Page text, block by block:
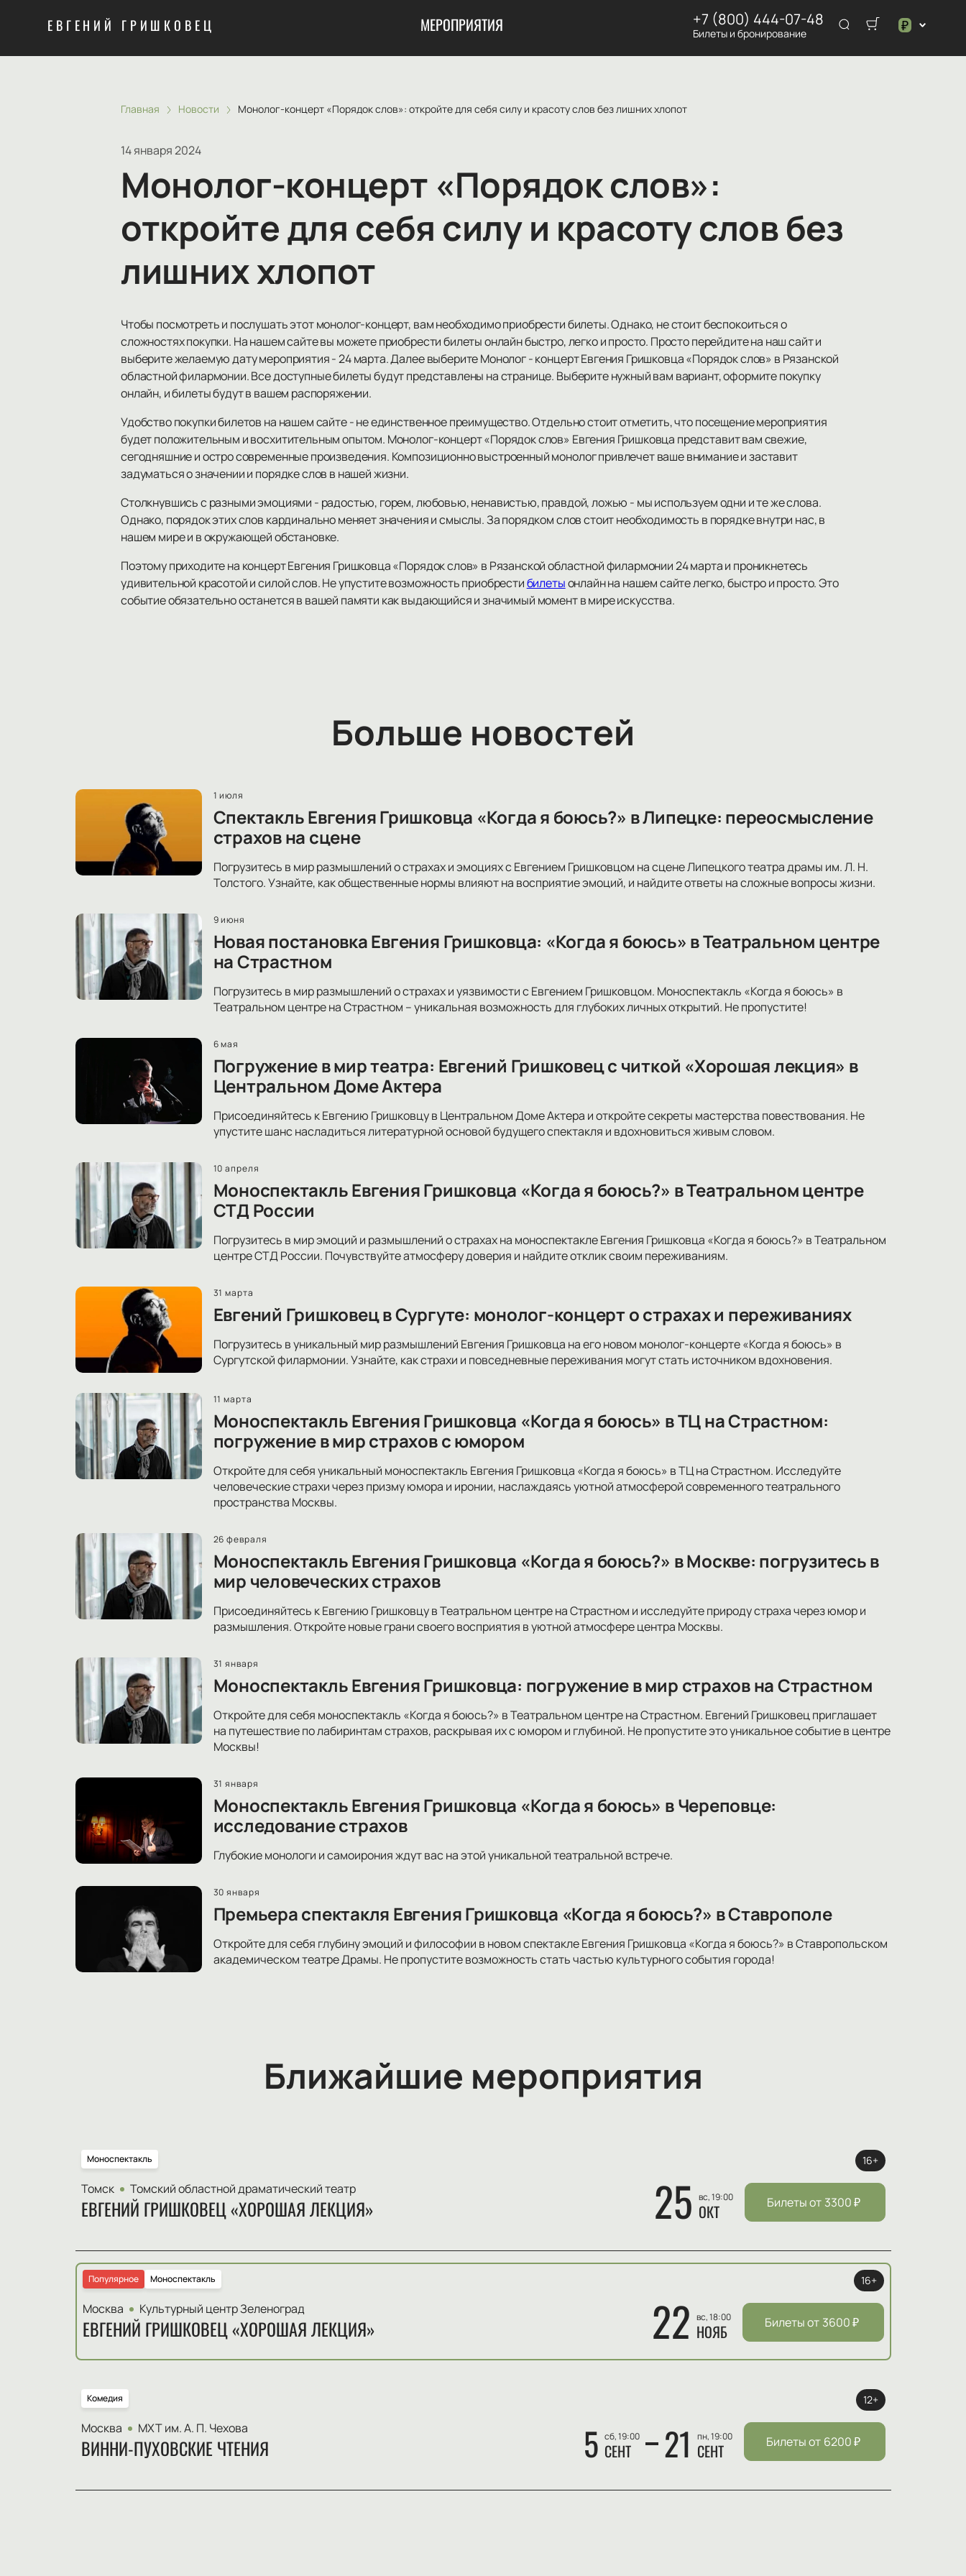
ЕВГЕНИЙ ГРИШКОВЕЦ МЕРОПРИЯТИЯ +7 (800) 444-07-48
Билеты и бронирование ₽
$
Главная Новости Монолог-концерт «Порядок слов»: откройте для себя силу и красоту слов без лишних хлопот
14 января 2024
Монолог-концерт «Порядок слов»:
откройте для себя силу и красоту слов без
лишних хлопот
Чтобы посмотреть и послушать этот монолог-концерт, вам необходимо приобрести билеты. Однако, не стоит беспокоиться о
сложностях покупки. На нашем сайте вы можете приобрести билеты онлайн быстро, легко и просто. Просто перейдите на наш сайт и
выберите желаемую дату мероприятия - 24 марта. Далее выберите Монолог - концерт Евгения Гришковца «Порядок слов» в Рязанской
областной филармонии. Все доступные билеты будут представлены на странице. Выберите нужный вам вариант, оформите покупку
онлайн, и билеты будут в вашем распоряжении.
Удобство покупки билетов на нашем сайте - не единственное преимущество. Отдельно стоит отметить, что посещение мероприятия
будет положительным и восхитительным опытом. Монолог-концерт «Порядок слов» Евгения Гришковца представит вам свежие,
сегодняшние и остро современные произведения. Композиционно выстроенный монолог привлечет ваше внимание и заставит
задуматься о значении и порядке слов в нашей жизни.
Столкнувшись с разными эмоциями - радостью, горем, любовью, ненавистью, правдой, ложью - мы используем одни и те же слова.
Однако, порядок этих слов кардинально меняет значения и смыслы. За порядком слов стоит необходимость в порядке внутри нас, в
нашем мире и в окружающей обстановке.
Поэтому приходите на концерт Евгения Гришковца «Порядок слов» в Рязанской областной филармонии 24 марта и проникнетесь
удивительной красотой и силой слов. Не упустите возможность приобрестибилетыонлайн на нашем сайте легко, быстро и просто. Это
событие обязательно останется в вашей памяти как выдающийся и значимый момент в мире искусства.
Больше новостей
1 июля
Спектакль Евгения Гришковца «Когда я боюсь?» в Липецке: переосмысление
страхов на сцене
Погрузитесь в мир размышлений о страхах и эмоциях с Евгением Гришковцом на сцене Липецкого театра драмы им. Л. Н.
Толстого. Узнайте, как общественные нормы влияют на восприятие эмоций, и найдите ответы на сложные вопросы жизни.
9 июня
Новая постановка Евгения Гришковца: «Когда я боюсь» в Театральном центре
на Страстном
Погрузитесь в мир размышлений о страхах и уязвимости с Евгением Гришковцом. Моноспектакль «Когда я боюсь» в
Театральном центре на Страстном – уникальная возможность для глубоких личных открытий. Не пропустите!
6 мая
Погружение в мир театра: Евгений Гришковец с читкой «Хорошая лекция» в
Центральном Доме Актера
Присоединяйтесь к Евгению Гришковцу в Центральном Доме Актера и откройте секреты мастерства повествования. Не
упустите шанс насладиться литературной основой будущего спектакля и вдохновиться живым словом.
10 апреля
Моноспектакль Евгения Гришковца «Когда я боюсь?» в Театральном центре
СТД России
Погрузитесь в мир эмоций и размышлений о страхах на моноспектакле Евгения Гришковца «Когда я боюсь?» в Театральном
центре СТД России. Почувствуйте атмосферу доверия и найдите отклик своим переживаниям.
31 марта
Евгений Гришковец в Сургуте: монолог-концерт о страхах и переживаниях
Погрузитесь в уникальный мир размышлений Евгения Гришковца на его новом монолог-концерте «Когда я боюсь» в
Сургутской филармонии. Узнайте, как страхи и повседневные переживания могут стать источником вдохновения.
11 марта
Моноспектакль Евгения Гришковца «Когда я боюсь» в ТЦ на Страстном:
погружение в мир страхов с юмором
Откройте для себя уникальный моноспектакль Евгения Гришковца «Когда я боюсь» в ТЦ на Страстном. Исследуйте
человеческие страхи через призму юмора и иронии, наслаждаясь уютной атмосферой современного театрального
пространства Москвы.
26 февраля
Моноспектакль Евгения Гришковца «Когда я боюсь?» в Москве: погрузитесь в
мир человеческих страхов
Присоединяйтесь к Евгению Гришковцу в Театральном центре на Страстном и исследуйте природу страха через юмор и
размышления. Откройте новые грани своего восприятия в уютной атмосфере центра Москвы.
31 января
Моноспектакль Евгения Гришковца: погружение в мир страхов на Страстном
Откройте для себя моноспектакль «Когда я боюсь?» в Театральном центре на Страстном. Евгений Гришковец приглашает
на путешествие по лабиринтам страхов, раскрывая их с юмором и глубиной. Не пропустите это уникальное событие в центре
Москвы!
31 января
Моноспектакль Евгения Гришковца «Когда я боюсь» в Череповце:
исследование страхов
Глубокие монологи и самоирония ждут вас на этой уникальной театральной встрече.
30 января
Премьера спектакля Евгения Гришковца «Когда я боюсь?» в Ставрополе
Откройте для себя глубину эмоций и философии в новом спектакле Евгения Гришковца «Когда я боюсь?» в Ставропольском
академическом театре Драмы. Не пропустите возможность стать частью культурного события города!
Ближайшие мероприятия
Моноспектакль
Томск Томский областной драматический театр
ЕВГЕНИЙ ГРИШКОВЕЦ «ХОРОШАЯ ЛЕКЦИЯ» 25 вс, 19:00
ОКТ
16+
Билеты от 3300₽
Моноспектакль
Популярное
Москва Культурный центр Зеленоград
ЕВГЕНИЙ ГРИШКОВЕЦ «ХОРОШАЯ ЛЕКЦИЯ» 22 вс, 18:00
НОЯБ
16+
Билеты от 3600₽
Комедия
Москва МХТ им. А. П. Чехова
ВИННИ-ПУХОВСКИЕ ЧТЕНИЯ 5 сб, 19:00
СЕНТ 21 пн, 19:00
СЕНТ
12+
Билеты от 6200₽